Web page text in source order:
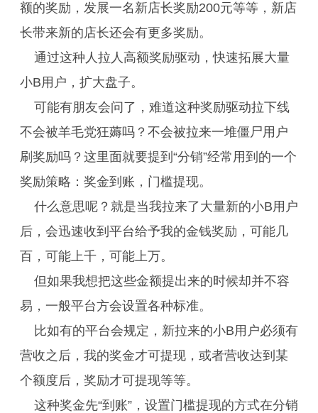
额的奖励，发展一名新店长奖励200元等等，新店
长带来新的店长还会有更多奖励。
通过这种人拉人高额奖励驱动，快速拓展大量
小B用户，扩大盘子。
可能有朋友会问了，难道这种奖励驱动拉下线
不会被羊毛党狂薅吗？不会被拉来一堆僵尸用户
刷奖励吗？这里面就要提到“分销”经常用到的一个
奖励策略：奖金到账，门槛提现。
什么意思呢？就是当我拉来了大量新的小B用户
后，会迅速收到平台给予我的金钱奖励，可能几
百，可能上千，可能上万。
但如果我想把这些金额提出来的时候却并不容
易，一般平台方会设置各种标准。
比如有的平台会规定，新拉来的小B用户必须有
营收之后，我的奖金才可提现，或者营收达到某
个额度后，奖励才可提现等等。
这种奖金先“到账”，设置门槛提现的方式在分销